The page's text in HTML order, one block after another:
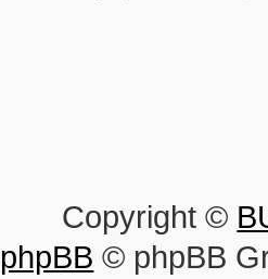
Copyright ©
phpBB © phpBB